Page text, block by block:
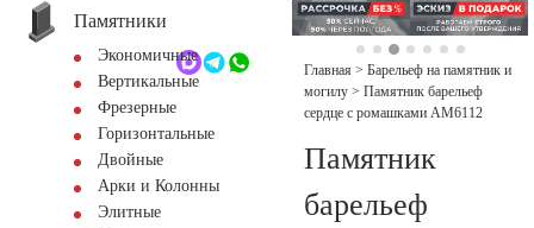
+7 (495) 518-44-23
Обратный звонок
Памятники
Экономичные
Вертикальные
Фрезерные
Горизонтальные
Двойные
Арки и Колонны
Элитные
Главная > Барельеф на памятник и
могилу > Памятник барельеф
сердце с ромашками AM6112
Памятник
барельеф